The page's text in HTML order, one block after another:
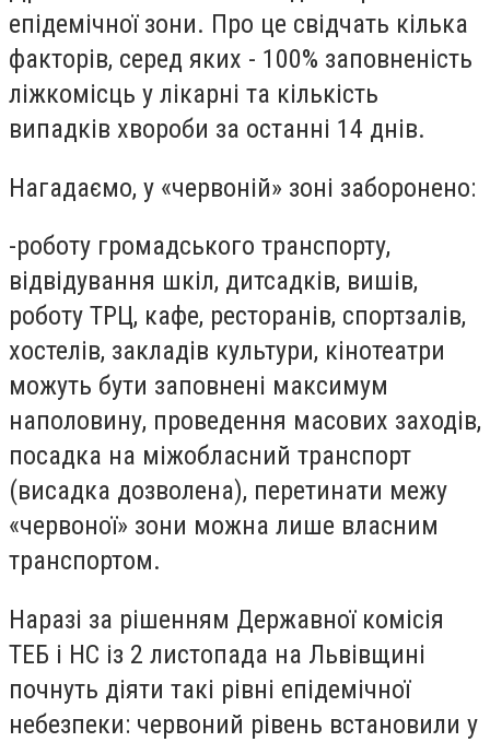
епідемічної зони. Про це свідчать кілька
факторів, серед яких - 100% заповненість
ліжкомісць у лікарні та кількість
випадків хвороби за останні 14 днів.
Нагадаємо, у «червоній» зоні заборонено:
-роботу громадського транспорту,
відвідування шкіл, дитсадків, вишів,
роботу ТРЦ, кафе, ресторанів, спортзалів,
хостелів, закладів культури, кінотеатри
можуть бути заповнені максимум
наполовину, проведення масових заходів,
посадка на міжобласний транспорт
(висадка дозволена), перетинати межу
«червоної» зони можна лише власним
транспортом.
Наразі за рішенням Державної комісія
ТЕБ і НС із 2 листопада на Львівщині
почнуть діяти такі рівні епідемічної
небезпеки: червоний рівень встановили у